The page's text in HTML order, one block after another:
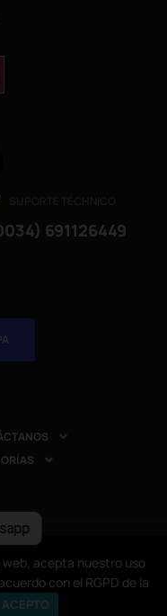
acepta nuestro uso
con el RGPD de la
ACEPTO
691126449


acepta nuestro uso
con el RGPD de la
ACEPTO